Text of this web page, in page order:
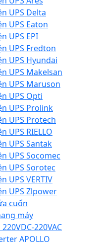
UPS Delta
UPS Eaton
UPS EPI
UPS Fredton
UPS Hyundai
UPS Makelsan
UPS Maruson
UPS Opti
UPS Prolink
UPS Protech
UPS RIELLO
UPS Santak
UPS Socomec
UPS Sorotec
UPS VERTIV
UPS Zlpower
cuốn
máy
220VAC
APOLLO